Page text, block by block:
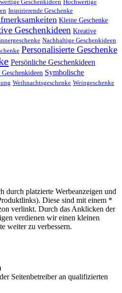
Geschenkideen Hochwertige
Inspirierende Geschenke
Kleine Geschenke
Geschenkideen Kreative
Nachhaltige Geschenkideen
Personalisierte Geschenke
Persönliche Geschenkideen
Symbolische
Weihnachtsgeschenke Weingeschenke
durch platzierte Werbeanzeigen und
Diese sind mit einem *
verlinkt. Durch das Anklicken der
verdienen wir einen kleinen
weiter zu verbessern.
Seitenbetreiber an qualifizierten